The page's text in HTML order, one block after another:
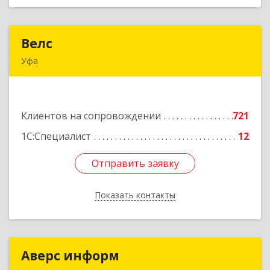
Велс
Уфа
Клиентов на сопровождении
721
1С:Специалист
12
Отправить заявку
Показать контакты
Подробнее
Отправить заявку
Назад
Аверс информ